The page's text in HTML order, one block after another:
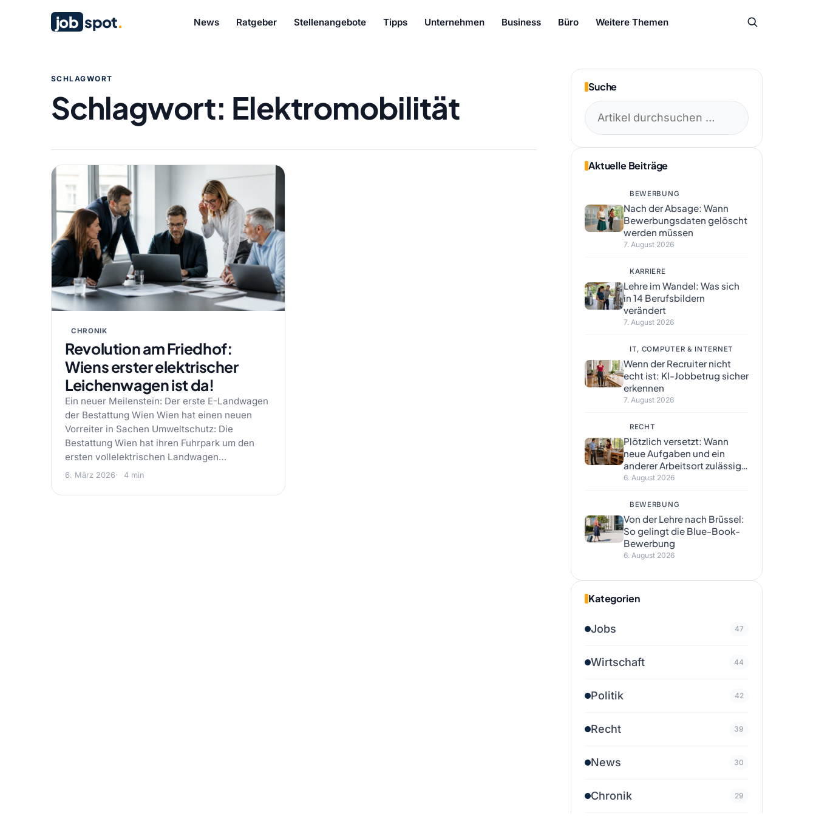
job spot. News Ratgeber Stellenangebote Tipps Unternehmen Business Büro Weitere Themen
SCHLAGWORT
Schlagwort: Elektromobilität
CHRONIK
Revolution am Friedhof:
Wiens erster elektrischer
Leichenwagen ist da!
Ein neuer Meilenstein: Der erste E-Landwagen
der Bestattung Wien Wien hat einen neuen
Vorreiter in Sachen Umweltschutz: Die
Bestattung Wien hat ihren Fuhrpark um den
ersten vollelektrischen Landwagen…
6. März 2026 4 min
Suche
Aktuelle Beiträge
BEWERBUNG
Nach der Absage: Wann
Bewerbungsdaten gelöscht
werden müssen
7. August 2026
KARRIERE
Lehre im Wandel: Was sich
in 14 Berufsbildern
verändert
7. August 2026
IT, COMPUTER & INTERNET
Wenn der Recruiter nicht
echt ist: KI-Jobbetrug sicher
erkennen
7. August 2026
RECHT
Plötzlich versetzt: Wann
neue Aufgaben und ein
anderer Arbeitsort zulässig
sind
6. August 2026
BEWERBUNG
Von der Lehre nach Brüssel:
So gelingt die Blue-Book-
Bewerbung
6. August 2026
Kategorien
Jobs 47
Wirtschaft 44
Politik 42
Recht 39
News 30
Chronik 29